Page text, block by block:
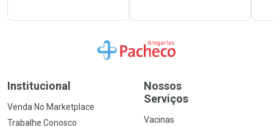
Ir para a Home
Institucional
Venda No Marketplace
Trabalhe Conosco
Nossos
Serviços
Vacinas